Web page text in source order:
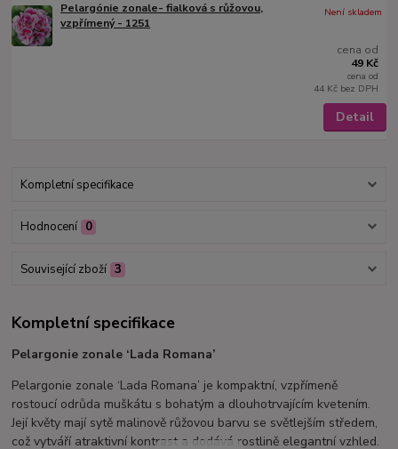
Pelargónie zonale- fialková s růžovou,
vzpřímený - 1251
cena od
49 Kč
cena od
44 Kč bez DPH
Není skladem
Detail
Kompletní specifikace
Hodnocení 0
Související zboží 3
Kompletní specifikace
Pelargonie zonale ‘Lada Romana’
Pelargonie zonale ‘Lada Romana’ je kompaktní, vzpřímeně
rostoucí odrůda muškátu s bohatým a dlouhotrvajícím kvetením.
Její květy mají sytě malinově růžovou barvu se světlejším středem,
což vytváří atraktivní kontrast a dodává rostlině elegantní vzhled.